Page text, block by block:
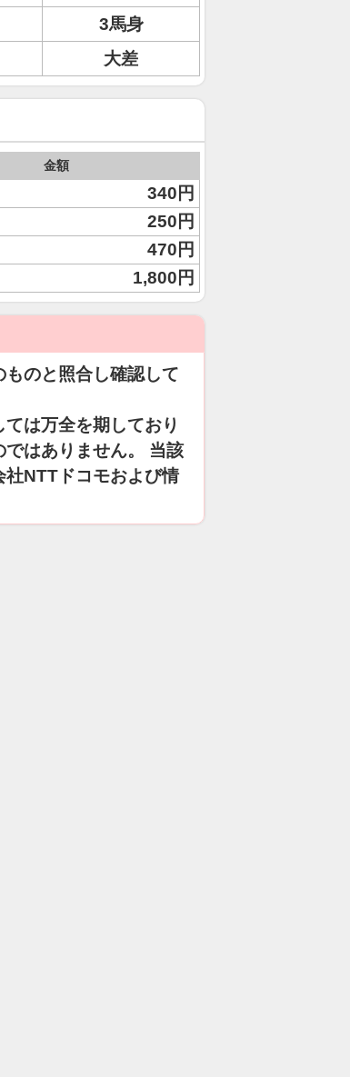
3馬身
大差
金額
340円
250円
470円
1,800円
のと照合し確認して
は万全を期しており
はありません。 当該
NTTドコモおよび情